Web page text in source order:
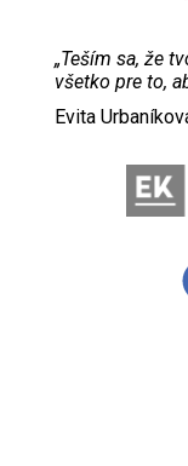
„Teším sa, že
všetko pre to,
Evita